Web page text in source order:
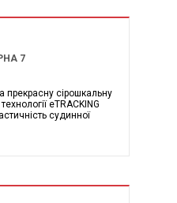
7
прекрасну сірошкальну
eTRACKING
судинної